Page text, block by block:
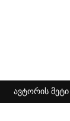
ავტორის მეტი